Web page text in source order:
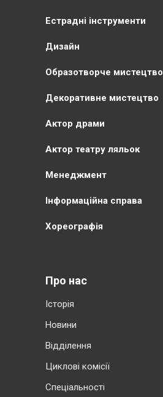
Естрадні інструменти
Дизайн
Образотворче мистецтво
Декоративне мистецтво
Актор драми
Актор театру ляльок
Менеджмент
Інформаційна справа
Хореографія
Про нас
Історія
Новини
Відділення
Циклові комісії
Cпеціальності